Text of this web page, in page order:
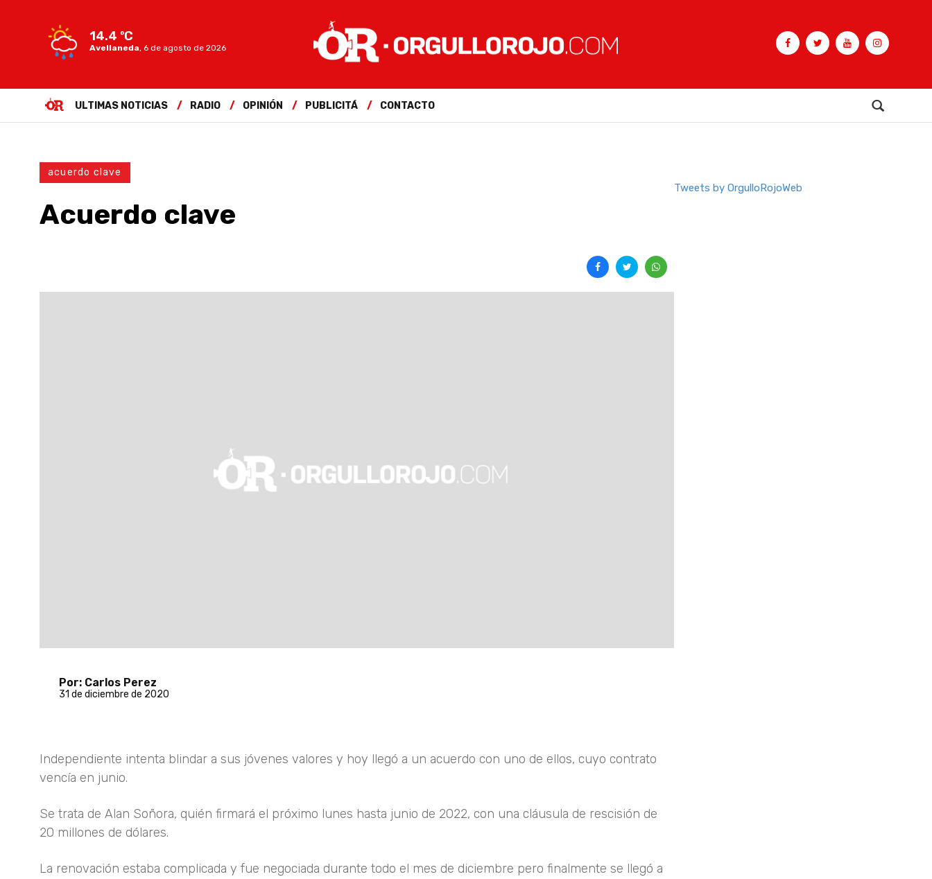
14.4 ºC
Avellaneda, 6 de agosto de 2026
ULTIMAS NOTICIAS RADIO OPINIÓN PUBLICITÁ CONTACTO
acuerdo clave
Acuerdo clave
Por: Carlos Perez
31 de diciembre de 2020
Independiente intenta blindar a sus jóvenes valores y hoy llegó a un acuerdo con uno de ellos, cuyo contrato
vencía en junio.
Se trata de Alan Soñora, quién firmará el próximo lunes hasta junio de 2022, con una cláusula de rescisión de
20 millones de dólares.
La renovación estaba complicada y fue negociada durante todo el mes de diciembre pero finalmente se llegó a
Tweets by OrgulloRojoWeb